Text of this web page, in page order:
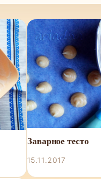
Заварное тесто
15.11.2017